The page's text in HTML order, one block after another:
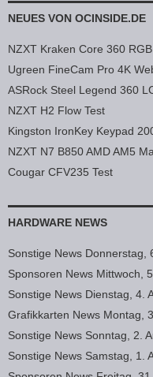
NEUES VON OCINSIDE.DE
NZXT Kraken Core 360
Ugreen FineCam Pro 4K
ASRock Steel Legend 360
NZXT H2 Flow Test
Kingston IronKey Keypad
NZXT N7 B850 AMD AM5
Cougar CFV235 Test
HARDWARE NEWS
Sonstige News Donnerstag,
Sponsoren News Mittwoch,
Sonstige News Dienstag, 4.
Grafikkarten News Montag,
Sonstige News Sonntag, 2.
Sonstige News Samstag, 1.